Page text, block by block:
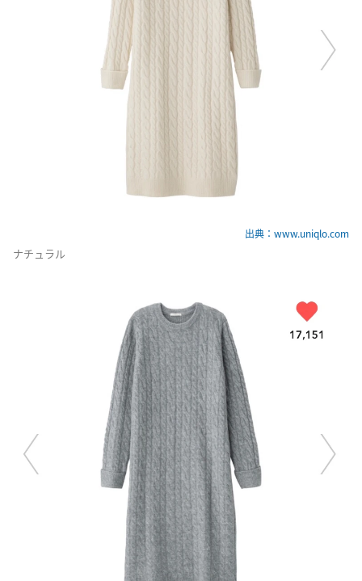
出典：www.uniqlo.com
ナチュラル